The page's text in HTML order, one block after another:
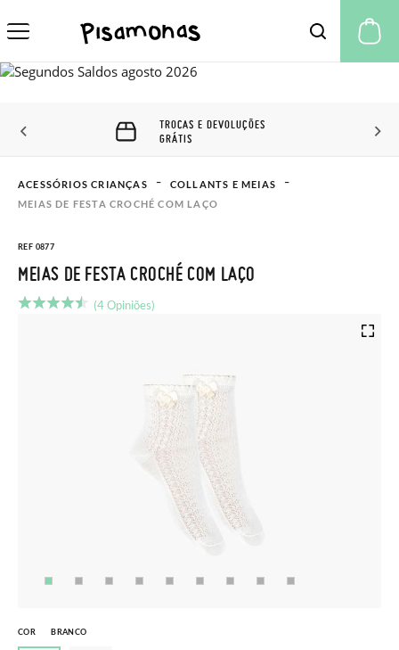
TROCAS E DEVOLUÇÕES
GRÁTIS
ACESSÓRIOS CRIANÇAS
COLLANTS E MEIAS
MEIAS DE FESTA CROCHÉ COM LAÇO
REF 0877
MEIAS DE FESTA CROCHÉ COM LAÇO
(4 Opiniões)
COR BRANCO